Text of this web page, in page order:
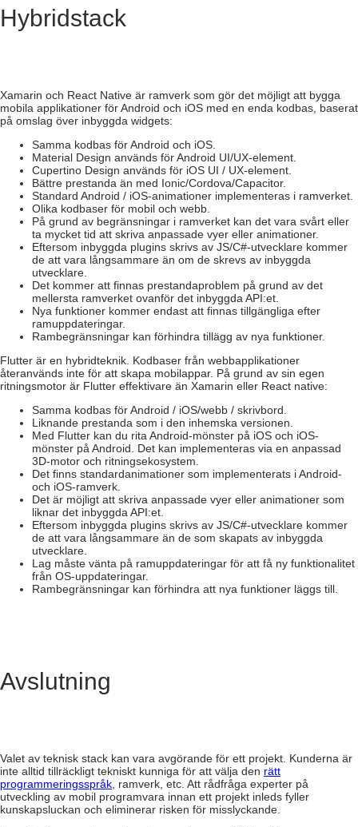
Hybridstack
Xamarin och React Native är ramverk som gör det möjligt att bygga
mobila applikationer för Android och iOS med en enda kodbas, baserat
på omslag över inbyggda widgets:
Samma kodbas för Android och iOS.
Material Design används för Android UI/UX-element.
Cupertino Design används för iOS UI / UX-element.
Bättre prestanda än med Ionic/Cordova/Capacitor.
Standard Android / iOS-animationer implementeras i ramverket.
Olika kodbaser för mobil och webb.
På grund av begränsningar i ramverket kan det vara svårt eller
ta mycket tid att skriva anpassade vyer eller animationer.
Eftersom inbyggda plugins skrivs av JS/C#-utvecklare kommer
de att vara långsammare än om de skrevs av inbyggda
utvecklare.
Det kommer att finnas prestandaproblem på grund av det
mellersta ramverket ovanför det inbyggda API:et.
Nya funktioner kommer endast att finnas tillgängliga efter
ramuppdateringar.
Rambegränsningar kan förhindra tillägg av nya funktioner.
Flutter är en hybridteknik. Kodbaser från webbapplikationer
återanvänds inte för att skapa mobilappar. På grund av sin egen
ritningsmotor är Flutter effektivare än Xamarin eller React native:
Samma kodbas för Android / iOS/webb / skrivbord.
Liknande prestanda som i den inhemska versionen.
Med Flutter kan du rita Android-mönster på iOS och iOS-
mönster på Android. Det kan implementeras via en anpassad
3D-motor och ritningsekosystem.
Det finns standardanimationer som implementerats i Android-
och iOS-ramverk.
Det är möjligt att skriva anpassade vyer eller animationer som
liknar det inbyggda API:et.
Eftersom inbyggda plugins skrivs av JS/C#-utvecklare kommer
de att vara långsammare än de som skapats av inbyggda
utvecklare.
Lag måste vänta på ramuppdateringar för att få ny funktionalitet
från OS-uppdateringar.
Rambegränsningar kan förhindra att nya funktioner läggs till.
Avslutning
Valet av teknisk stack kan vara avgörande för ett projekt. Kunderna är
inte alltid tillräckligt tekniskt kunniga för att välja den rätt
programmeringsspråk , ramverk, etc. Att rådfråga experter på
utveckling av mobil programvara innan ett projekt inleds fyller
kunskapsluckan och eliminerar risken för misslyckande.